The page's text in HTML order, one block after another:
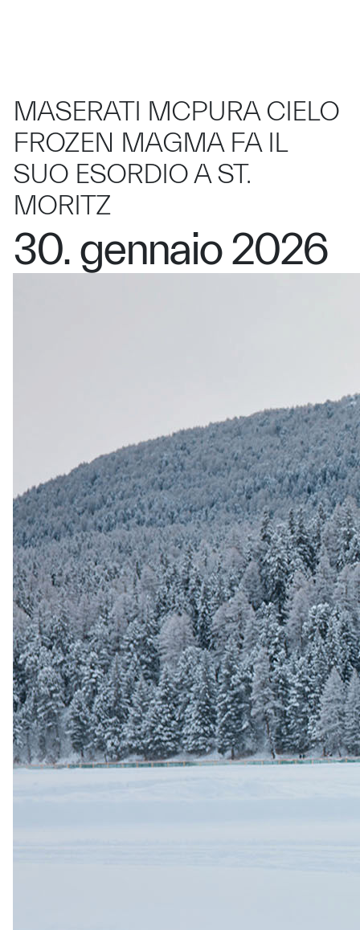
MASERATI MCPURA CIELO
FROZEN MAGMA FA IL
SUO ESORDIO A ST.
MORITZ
30. gennaio 2026